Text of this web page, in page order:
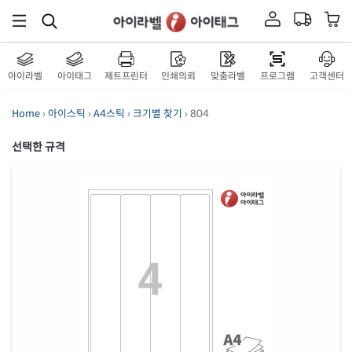
아이라벨 아이태그 제트프린터 인쇄의뢰 맞춤라벨 프로그램 고객센터
Home› 아이스틱 › A4스틱 › 크기별 찾기 › 804
선택한 규격